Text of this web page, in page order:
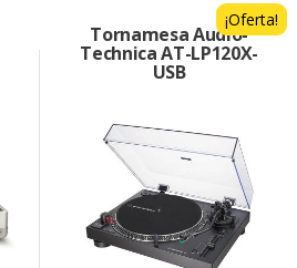
Tornamesa Audio-
Technica AT-LP120X-
USB
¡Oferta!